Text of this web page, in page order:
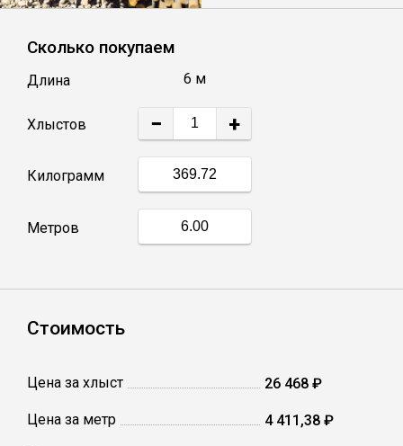
Катанка
Профлист
Винтовые сваи
Сетка кладочная
Сколько покупаем
Длина 6 м
Хлыстов − +
Килограмм
Метров
Стоимость
Цена за хлыст 26 468 ₽
Цена за метр 4 411,38 ₽